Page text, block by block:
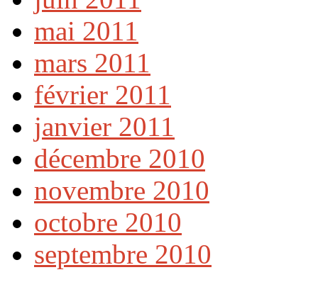
mai 2011
mars 2011
février 2011
janvier 2011
décembre 2010
novembre 2010
octobre 2010
septembre 2010